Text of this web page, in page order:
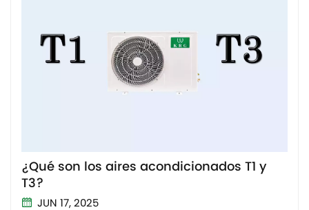
¿Qué son los aires acondicionados T1 y
T3?
JUN 17, 2025